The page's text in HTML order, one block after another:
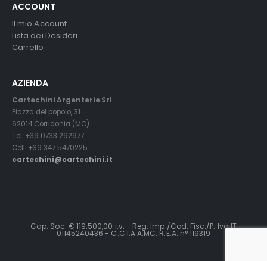
ACCOUNT
Il mio Account
Lista dei Desideri
Carrello
AZIENDA
Cartechini Argenterie Srl
Piazza del popolo, 31
62014 Corridonia (MC)
Tel. +39 0733 292977
Cell. +39 347 5470225
cartechini@cartechini.it
Cap. Soc. € 119.500,00 i.v. - Reg. Imp./Cod. Fisc./P. Iva IT
01145240436 - C.C.I.A.A.MC. R.E.A. n° 119319